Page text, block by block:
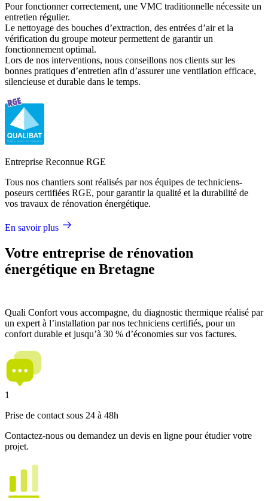
Pour fonctionner correctement, une VMC traditionnelle nécessite un
entretien régulier.
Le nettoyage des bouches d’extraction, des entrées d’air et la
vérification du groupe moteur permettent de garantir un
fonctionnement optimal.
Lors de nos interventions, nous conseillons nos clients sur les
bonnes pratiques d’entretien afin d’assurer une ventilation efficace,
silencieuse et durable dans le temps.
Entreprise Reconnue RGE
Tous nos chantiers sont réalisés par nos équipes de techniciens-
poseurs certifiées RGE, pour garantir la qualité et la durabilité de
vos travaux de rénovation énergétique.
En savoir plus
Votre entreprise de rénovation
énergétique en Bretagne
Quali Confort vous accompagne, du diagnostic thermique réalisé par
un expert à l’installation par nos techniciens certifiés, pour un
confort durable et jusqu’à 30 % d’économies sur vos factures.
1
Prise de contact sous 24 à 48h
Contactez-nous ou demandez un devis en ligne pour étudier votre
projet.